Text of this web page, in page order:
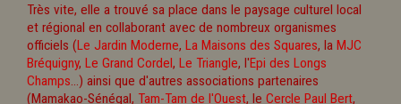
Très vite, elle a trouvé sa place dans le paysage culturel local
et régional en collaborant avec de nombreux organismes
officiels (Le Jardin Moderne, La Maisons des Squares, la MJC
Bréquigny, Le Grand Cordel, Le Triangle, l'Epi des Longs
Champs ...) ainsi que d'autres associations partenaires
(Mamakao-Sénégal, Tam-Tam de l'Ouest, le Cercle Paul Bert,